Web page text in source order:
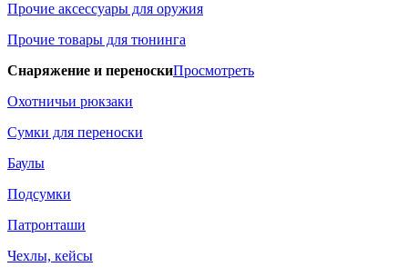
Прочие аксессуары для оружия
Прочие товары для тюнинга
Снаряжение и переноскиПросмотреть
Охотничьи рюкзаки
Сумки для переноски
Баулы
Подсумки
Патронташи
Чехлы, кейсы